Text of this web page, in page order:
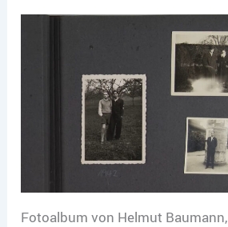
Fotoalbum von Helmut Baumann,